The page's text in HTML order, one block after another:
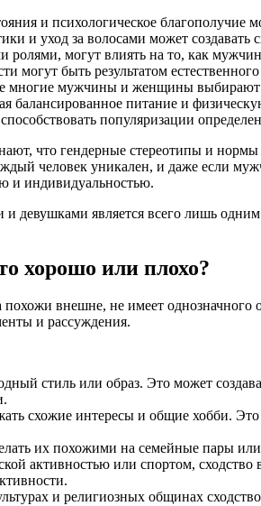
и психологическое благополучие
и уход за волосами может создавать
ролями, могут влиять на то, как
быть результатом
многие мужчины и женщины
питание и
популяризации
что гендерные стереотипы и
человек уникален, и даже если
и индивидуальностью.
девушками является всего лишь
хорошо или плохо?
внешне, не имеет однозначного
и рассуждения.
стиль или образ. Это может
схожие интересы и общие хобби.
их похожими на семейные пары
активностью или спортом,
и религиозных общинах